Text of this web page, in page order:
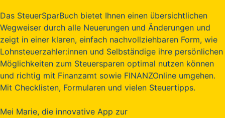
Das SteuerSparBuch bietet Ihnen einen übersichtlichen
Wegweiser durch alle Neuerungen und Änderungen und
zeigt in einer klaren, einfach nachvollziehbaren Form, wie
Lohnsteuerzahler:innen und Selbständige ihre persönlichen
Möglichkeiten zum Steuersparen optimal nutzen können
und richtig mit Finanzamt sowie FINANZOnline umgehen.
Mit Checklisten, Formularen und vielen Steuertipps.
Mei Marie, die innovative App zur